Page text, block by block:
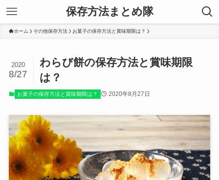
保存方法まとめ隊
ホーム その他保存方法 お菓子の保存方法と賞味期限は？
わらび餅の保存方法と賞味期限
は？
2020
8/27
お菓子の保存方法と賞味期限は？ 2020年8月27日